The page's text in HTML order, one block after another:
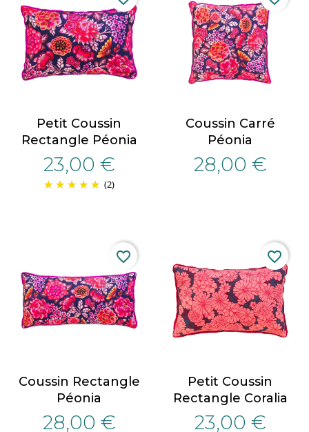
Petit Coussin
Rectangle Péonia
23,00 €
(2)
Coussin Carré
Péonia
28,00 €
Coussin Rectangle
Péonia
28,00 €
favorite_border
Petit Coussin
Rectangle Coralia
23,00 €
favorite_border